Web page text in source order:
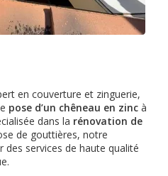
en couverture et zinguerie,
pose d’un chêneau en zinc à
dans la rénovation de
de gouttières, notre
services de haute qualité